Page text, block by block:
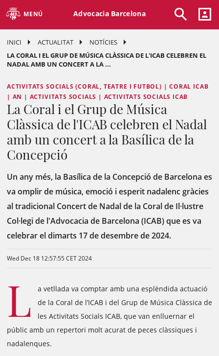
MENÚ Advocacia Barcelona
INICI ACTUALITAT
NOTÍCIES
LA CORAL I EL GRUP DE MÚSICA CLÀSSICA DE L'ICAB CELEBREN EL
NADAL AMB UN CONCERT A LA ...
ACTIVITATS SOCIALS (CORAL, TEATRE I FUTBOL) | CORAL ICAB
| AN | ACTIVITATS SOCIALS | ACTIVITATS SOCIALS ICAB
La Coral i el Grup de Música
Clàssica de l'ICAB celebren el Nadal
amb un concert a la Basílica de la
Concepció
Un any més, la Basílica de la Concepció de Barcelona es
va omplir de música, emoció i esperit nadalenc gràcies
al tradicional Concert de Nadal de la Coral de Il·lustre
Col·legi de l'Advocacia de Barcelona (ICAB) que es va
celebrar el dimarts 17 de desembre de 2024.
Wed Dec 18 12:57:55 CET 2024
L
a vetllada va comptar amb una esplèndida actuació
de la Coral de l’ICAB i del Grup de Música Clàssica de
les Activitats Socials ICAB, que van enlluernar el
públic amb un repertori molt acurat de peces clàssiques i
nadalenques.